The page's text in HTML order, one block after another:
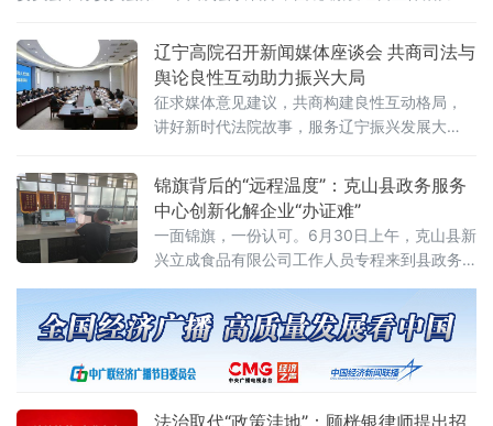
话，市政协主席周文主持。会上审议通过了《关于“激发经营主体活
力，助力民营经济提质增效”向中共邵阳市委、市人民政府的建议
案》。这场协商议政，标志着邵阳市政协围绕同一议题，完成了从
专题调研、跨省考察、联合行动到建言建策的
辽宁高院召开新闻媒体座谈会 共商司法与
舆论良性互动助力振兴大局
征求媒体意见建议，共商构建良性互动格局，
讲好新时代法院故事，服务辽宁振兴发展大
行正确政绩观学习教育省委第七督导组组长任
长海，辽宁省委宣传部副部长琚慧敏，省委政
法委政治部主任朱贺麟，省委网信办副主任
锦旗背后的“远程温度”：克山县政务服务
中心创新化解企业“办证难”
一面锦旗，一份认可。6月30日上午，克山县新
兴立成食品有限公司工作人员专程来到县政务
服务暖人心”的锦旗送到“企业之家”窗口，对该
窗口工作人员在其业务办理过程中提供的专业
高效、贴心暖心服务表达诚挚谢意。此次企业
申办的业务情况复杂、办理难度较大。该事项
法治取代“政策洼地”：顾桄银律师提出招